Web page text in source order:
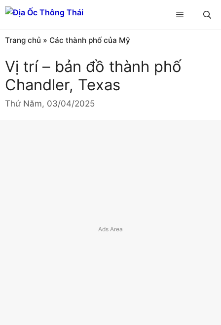
Chuyển
đến
nội
dung
Menu
Trang chủ » Các thành phố của Mỹ
Vị trí – bản đồ thành phố
Chandler, Texas
Thứ Năm, 03/04/2025